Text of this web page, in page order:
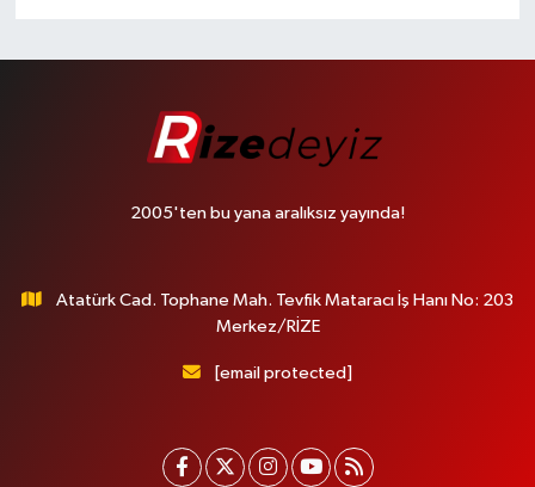
2005'ten bu yana aralıksız yayında!
Atatürk Cad. Tophane Mah. Tevfik Mataracı İş Hanı No: 203
Merkez/RİZE
[email protected]